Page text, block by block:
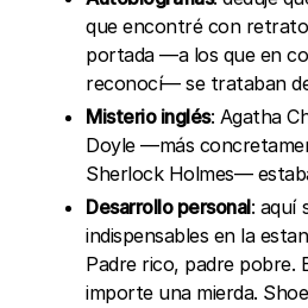
que encontré con
portada —a los que en
reconocí— se trataban
Misterio inglés: Agatha
Doyle —más
Sherlock Holmes—
Desarrollo personal: aquí
indispensables en la
Padre rico, padre pobre.
importe una mierda.